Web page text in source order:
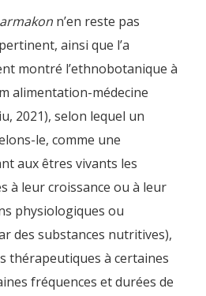
n’en reste pas
ainsi que l’a
montré l’ethnobotanique à
alimentation-médecine
2021), selon lequel un
le, comme une
aux êtres vivants les
à leur croissance ou à leur
physiologiques ou
des substances nutritives),
thérapeutiques à certaines
fréquences et durées de